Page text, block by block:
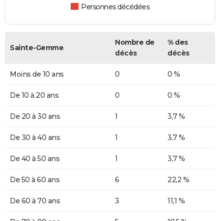
Personnes décédées
Sainte-Gemme
Nombre de
décès
% des
décès
Moins de 10 ans 0 0 %
De 10 à 20 ans 0 0 %
De 20 à 30 ans 1 3,7 %
De 30 à 40 ans 1 3,7 %
De 40 à 50 ans 1 3,7 %
De 50 à 60 ans 6 22,2 %
De 60 à 70 ans 3 11,1 %